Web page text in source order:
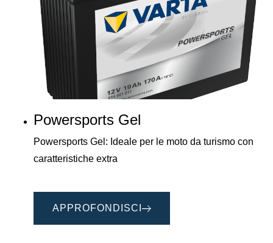
Powersports Gel
Powersports Gel: Ideale per le moto da turismo con
caratteristiche extra
APPROFONDISCI